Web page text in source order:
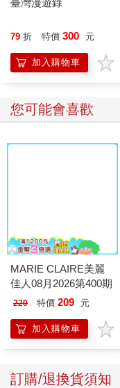
79 折 特價 300 元
加入購物車
您可能會喜歡
MARIE CLAIRE美麗
佳人08月2026第400期
220 特價 209 元
加入購物車
訂購/退換貨須知